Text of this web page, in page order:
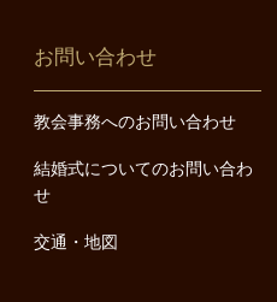
お問い合わせ
教会事務へのお問い合わせ
結婚式についてのお問い合わ
せ
交通・地図